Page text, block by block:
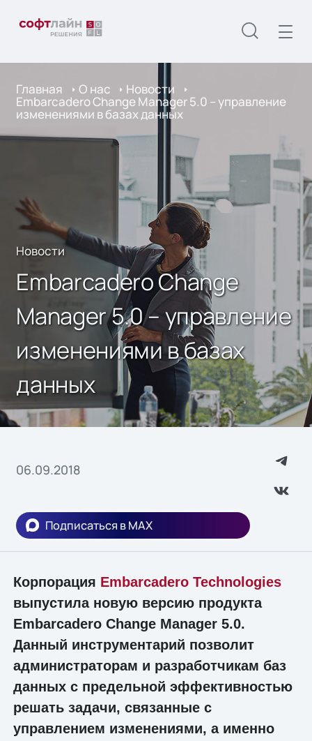
Главная О нас Новости
Embarcadero Change Manager 5.0 – управление
изменениями в базах данных
Новости
Embarcadero Change
Manager 5.0 – управление
изменениями в базах
данных
06.09.2018
Подписаться в MAX
Корпорация Embarcadero Technologies
выпустила новую версию продукта
Embarcadero Change Manager 5.0.
Данный инструментарий позволит
администраторам и разработчикам баз
данных с предельной эффективностью
решать задачи, связанные с
управлением изменениями, а именно